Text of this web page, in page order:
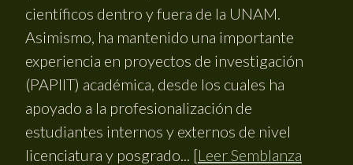
científicos dentro y fuera de la UNAM.
Asimismo, ha mantenido una importante
experiencia en proyectos de investigación
(PAPIIT) académica, desde los cuales ha
apoyado a la profesionalización de
estudiantes internos y externos de nivel
licenciatura y posgrado... [Leer Semblanza